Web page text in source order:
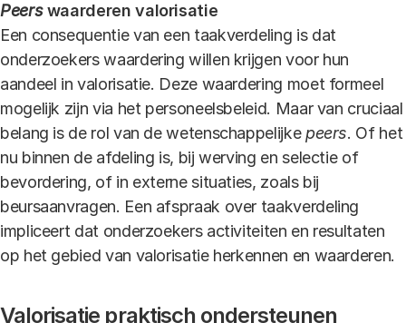
Peerswaarderen valorisatie
Een consequentie van een taakverdeling is dat
onderzoekers waardering willen krijgen voor hun
aandeel in valorisatie. Deze waardering moet formeel
mogelijk zijn via het personeelsbeleid. Maar van cruciaal
belang is de rol van de wetenschappelijkepeers. Of het
nu binnen de afdeling is, bij werving en selectie of
bevordering, of in externe situaties, zoals bij
beursaanvragen. Een afspraak over taakverdeling
impliceert dat onderzoekers activiteiten en resultaten
op het gebied van valorisatie herkennen en waarderen.
Valorisatie praktisch ondersteunen